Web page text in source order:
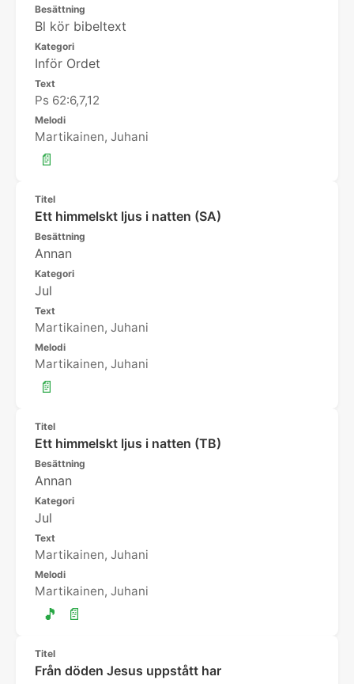
Besättning
Bl kör bibeltext
Kategori
Inför Ordet
Text
Ps 62:6,7,12
Melodi
Martikainen, Juhani
📄
Titel
Ett himmelskt ljus i natten (SA)
Besättning
Annan
Kategori
Jul
Text
Martikainen, Juhani
Melodi
Martikainen, Juhani
📄
Titel
Ett himmelskt ljus i natten (TB)
Besättning
Annan
Kategori
Jul
Text
Martikainen, Juhani
Melodi
Martikainen, Juhani
🎵 📄
Titel
Från döden Jesus uppstått har